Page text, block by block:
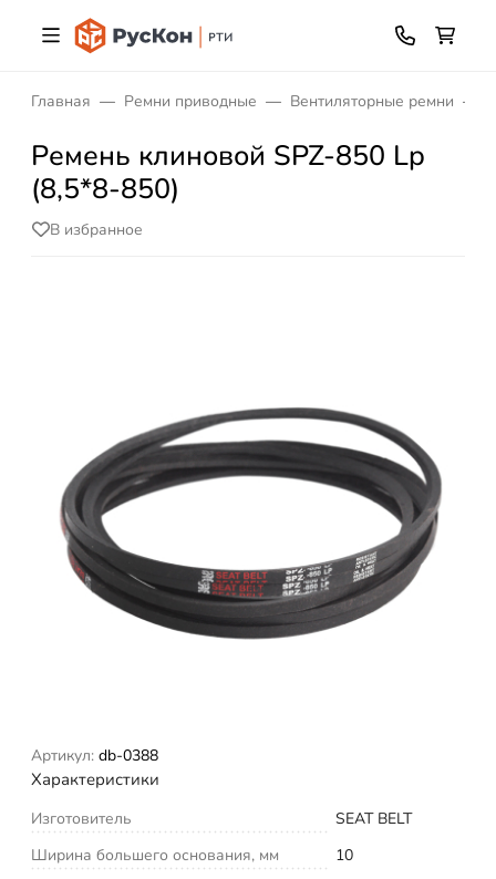
Главная Ремни приводные Вентиляторные ремни
Ремень клиновой SPZ-850 Lp
(8,5*8-850)
В избранное
Артикул: db-0388
Характеристики
Изготовитель
SEAT BELT
Ширина большего основания, мм
10